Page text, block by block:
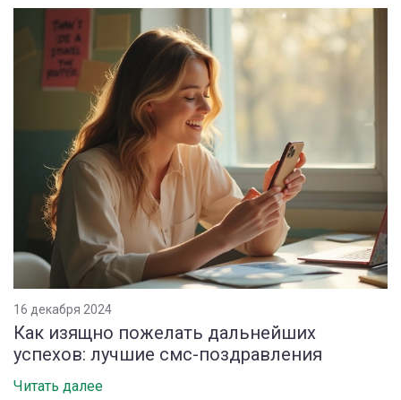
16 декабря 2024
Как изящно пожелать дальнейших
успехов: лучшие смс-поздравления
Читать далее